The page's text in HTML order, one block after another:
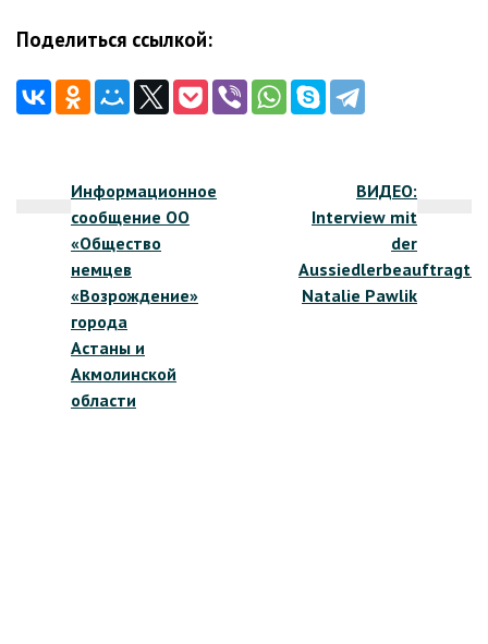
Поделиться ссылкой:
записям
Информационное
сообщение ОО
«Общество
немцев
«Возрождение»
города
Астаны и
Акмолинской
области
ВИДЕО:
Interview mit
der
Natalie Pawlik